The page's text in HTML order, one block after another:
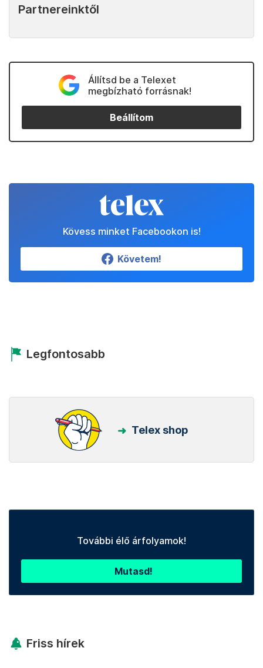
Partnereinktől
Állítsd be a Telexet
megbízható forrásnak!
Beállítom
Kövess minket Facebookon is!
Követem!
Legfontosabb
Telex shop
További élő árfolyamok!
Mutasd!
Friss hírek